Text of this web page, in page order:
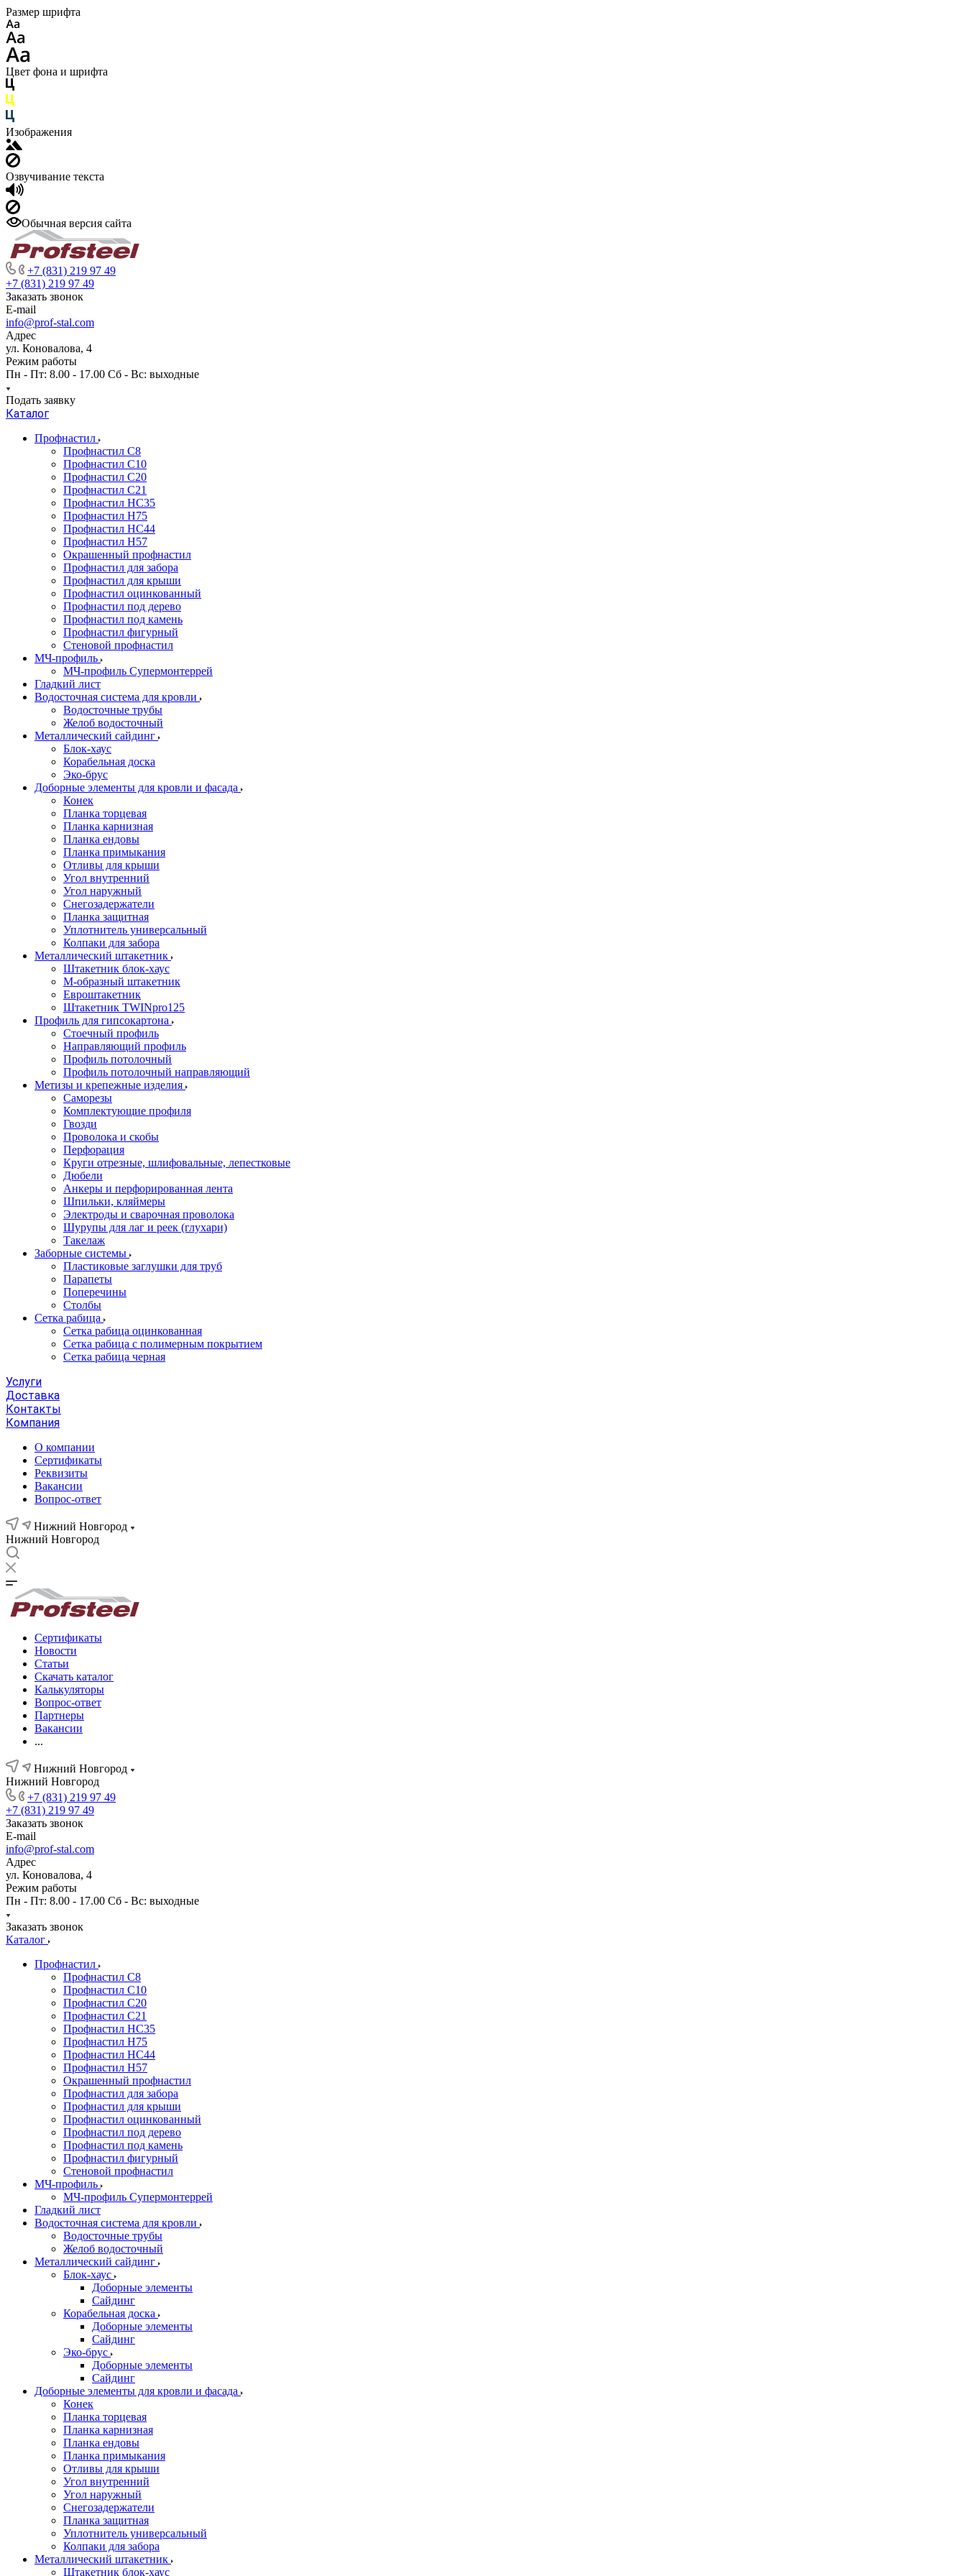
Размер шрифта
Цвет фона и шрифта
Изображения
Озвучивание текста
Обычная версия сайта
+7 (831) 219 97 49
+7 (831) 219 97 49
Заказать звонок
E-mail
info@prof-stal.com
Адрес
ул. Коновалова, 4
Режим работы
Пн - Пт: 8.00 - 17.00 Сб - Вс: выходные
Подать заявку
Каталог
Профнастил
Профнастил С8
Профнастил С10
Профнастил С20
Профнастил С21
Профнастил НС35
Профнастил Н75
Профнастил HC44
Профнастил Н57
Окрашенный профнастил
Профнастил для забора
Профнастил для крыши
Профнастил оцинкованный
Профнастил под дерево
Профнастил под камень
Профнастил фигурный
Стеновой профнастил
МЧ-профиль
МЧ-профиль Супермонтеррей
Гладкий лист
Водосточная система для кровли
Водосточные трубы
Желоб водосточный
Металлический сайдинг
Блок-хаус
Корабельная доска
Эко-брус
Доборные элементы для кровли и фасада
Конек
Планка торцевая
Планка карнизная
Планка ендовы
Планка примыкания
Отливы для крыши
Угол внутренний
Угол наружный
Снегозадержатели
Планка защитная
Уплотнитель универсальный
Колпаки для забора
Металлический штакетник
Штакетник блок-хаус
М-образный штакетник
Евроштакетник
Штакетник TWINpro125
Профиль для гипсокартона
Стоечный профиль
Направляющий профиль
Профиль потолочный
Профиль потолочный направляющий
Метизы и крепежные изделия
Саморезы
Комплектующие профиля
Гвозди
Проволока и скобы
Перфорация
Круги отрезные, шлифовальные, лепестковые
Дюбели
Анкеры и перфорированная лента
Шпильки, кляймеры
Электроды и сварочная проволока
Шурупы для лаг и реек (глухари)
Такелаж
Заборные системы
Пластиковые заглушки для труб
Парапеты
Поперечины
Столбы
Сетка рабица
Сетка рабица оцинкованная
Сетка рабица с полимерным покрытием
Сетка рабица черная
Услуги
Доставка
Контакты
Компания
О компании
Сертификаты
Реквизиты
Вакансии
Вопрос-ответ
Нижний Новгород
Нижний Новгород
Сертификаты
Новости
Статьи
Скачать каталог
Калькуляторы
Вопрос-ответ
Партнеры
Вакансии
...
Нижний Новгород
Нижний Новгород
+7 (831) 219 97 49
+7 (831) 219 97 49
Заказать звонок
E-mail
info@prof-stal.com
Адрес
ул. Коновалова, 4
Режим работы
Пн - Пт: 8.00 - 17.00 Сб - Вс: выходные
Заказать звонок
Каталог
Профнастил
Профнастил С8
Профнастил С10
Профнастил С20
Профнастил С21
Профнастил НС35
Профнастил Н75
Профнастил HC44
Профнастил Н57
Окрашенный профнастил
Профнастил для забора
Профнастил для крыши
Профнастил оцинкованный
Профнастил под дерево
Профнастил под камень
Профнастил фигурный
Стеновой профнастил
МЧ-профиль
МЧ-профиль Супермонтеррей
Гладкий лист
Водосточная система для кровли
Водосточные трубы
Желоб водосточный
Металлический сайдинг
Блок-хаус
Доборные элементы
Сайдинг
Корабельная доска
Доборные элементы
Сайдинг
Эко-брус
Доборные элементы
Сайдинг
Доборные элементы для кровли и фасада
Конек
Планка торцевая
Планка карнизная
Планка ендовы
Планка примыкания
Отливы для крыши
Угол внутренний
Угол наружный
Снегозадержатели
Планка защитная
Уплотнитель универсальный
Колпаки для забора
Металлический штакетник
Штакетник блок-хаус